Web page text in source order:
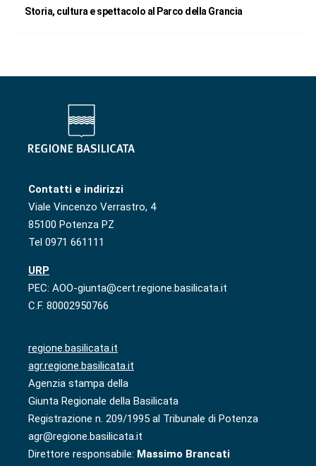
Storia, cultura e spettacolo al Parco della Grancia
Contatti e indirizzi
Viale Vincenzo Verrastro, 4
85100 Potenza PZ
Tel 0971 661111
URP
PEC: AOO-giunta@cert.regione.basilicata.it
C.F. 80002950766
regione.basilicata.it
agr.regione.basilicata.it
Agenzia stampa della
Giunta Regionale della Basilicata
Registrazione n. 209/1995 al Tribunale di Potenza
agr@regione.basilicata.it
Direttore responsabile: Massimo Brancati